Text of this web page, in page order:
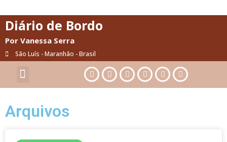
Diário de Bordo
Por Vanessa Serra
São Luís - Maranhão - Brasil
Arquivos